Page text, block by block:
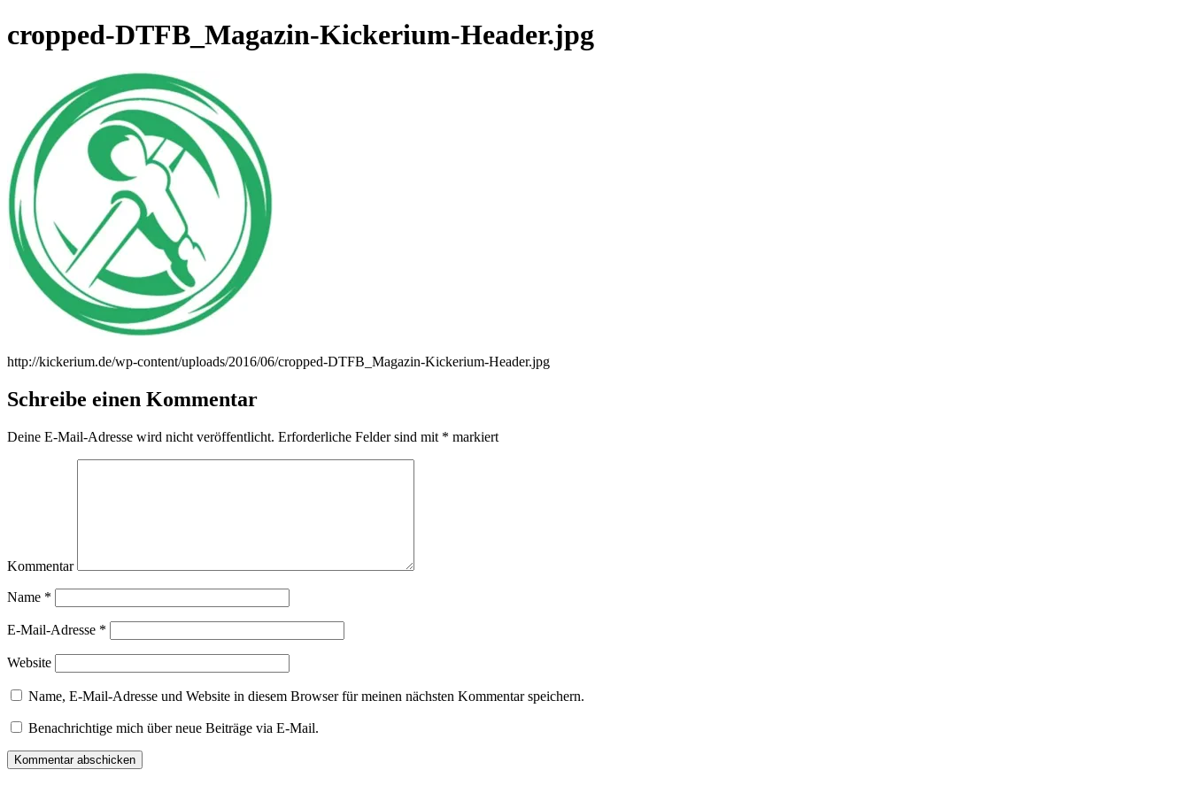
cropped-DTFB_Magazin-Kickerium-Header.jpg
http://kickerium.de/wp-content/uploads/2016/06/cropped-DTFB_Magazin-Kickerium-Header.jpg
Schreibe einen Kommentar
Deine E-Mail-Adresse wird nicht veröffentlicht. Erforderliche Felder sind mit * markiert
Kommentar
Name *
E-Mail-Adresse *
Website
Name, E-Mail-Adresse und Website in diesem Browser für meinen nächsten Kommentar speichern.
Benachrichtige mich über neue Beiträge via E-Mail.